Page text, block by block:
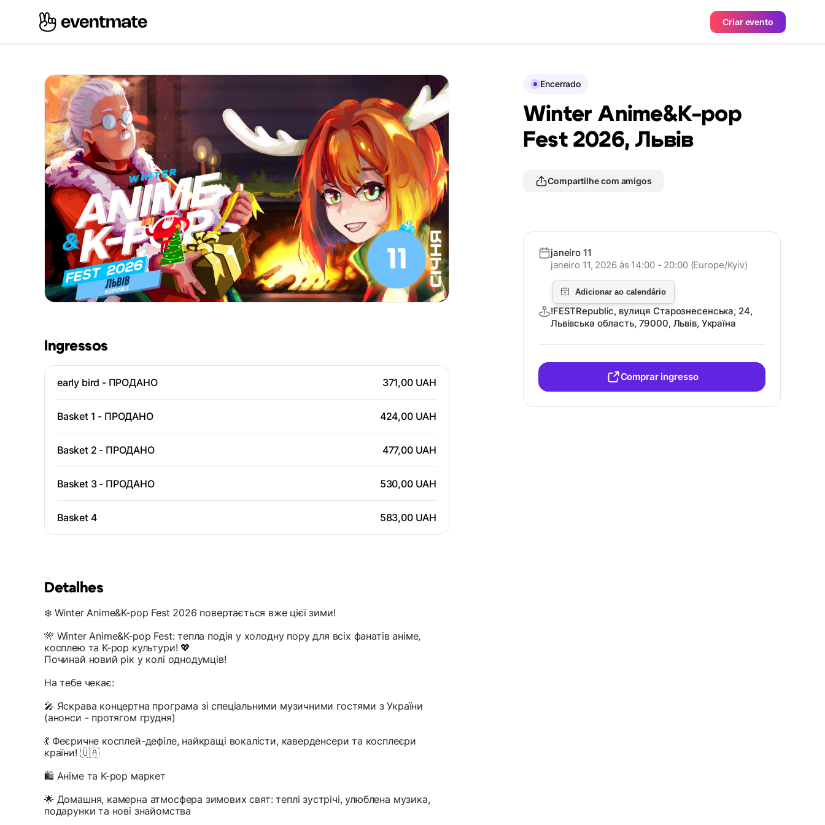
Criar evento
Ingressos
early bird - ПРОДАНО 371,00 UAH
Basket 1 - ПРОДАНО 424,00 UAH
Basket 2 - ПРОДАНО 477,00 UAH
Basket 3 - ПРОДАНО 530,00 UAH
Basket 4 583,00 UAH
Detalhes
❄️ Winter Anime&K-pop Fest 2026 повертається вже цієї зими!
🎌 Winter Anime&K-pop Fest: тепла подія у холодну пору для всіх фанатів аніме,
косплею та K-pop культури! 💖
Починай новий рік у колі однодумців!
На тебе чекає:
🎤 Яскрава концертна програма зі спеціальними музичними гостями з України
(анонси - протягом грудня)
💃 Феєричне косплей-дефіле, найкращі вокалісти, каверденсери та косплеєри
країни! 🇺🇦
🛍 Аніме та K-pop маркет
🌟 Домашня, камерна атмосфера зимових свят: теплі зустрічі, улюблена музика,
подарунки та нові знайомства
Encerrado
Winter Anime&K-pop
Fest 2026, Львів
Compartilhe com amigos
janeiro 11
janeiro 11, 2026 às 14:00 - 20:00 (Europe/Kyiv)
!FESTRepublic, вулиця Старознесенська, 24,
Львівська область, 79000, Львів, Україна
Comprar ingresso